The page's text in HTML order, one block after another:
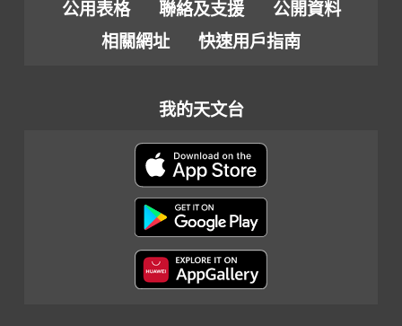
公用表格 聯絡及支援
公開資料
相關網址
快速用戶指南
我的天文台